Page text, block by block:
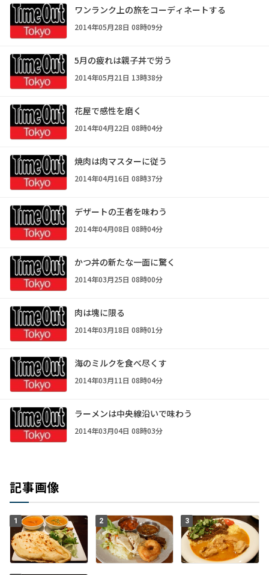
ワンランク上の旅をコーディネートする
2014年05月28日 08時09分
5月の疲れは親子丼で労う
2014年05月21日 13時38分
花屋で感性を磨く
2014年04月22日 08時04分
焼肉は肉マスターに従う
2014年04月16日 08時37分
デザートの王者を味わう
2014年04月08日 08時04分
かつ丼の新たな一面に驚く
2014年03月25日 08時00分
肉は塊に限る
2014年03月18日 08時01分
海のミルクを食べ尽くす
2014年03月11日 08時04分
ラーメンは中央線沿いで味わう
2014年03月04日 08時03分
記事画像
1 2 3